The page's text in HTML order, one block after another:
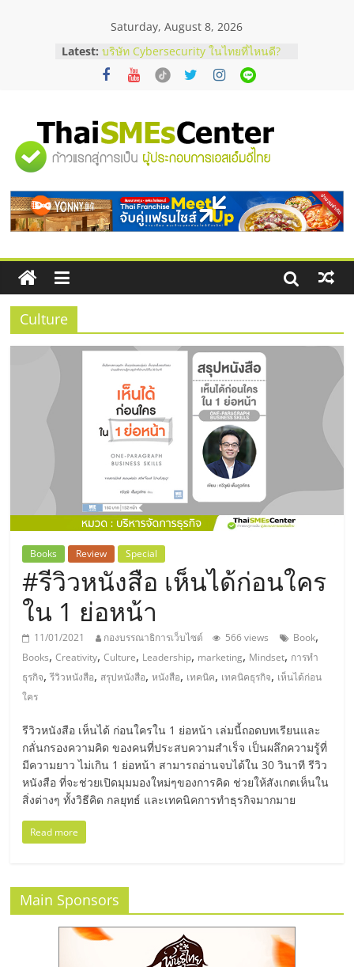
Saturday, August 8, 2026
Latest: บริษัท Cybersecurity ในไทยที่ไหนดี?
วิธีเลือกผู้ให้บริการให้คุ้มค่าและตอบ
โจทย์ธุรกิจ
สัมมนาออนไลน์ โอกาสบริหารสถานี
บริการน้ำมัน Shell
สัมมนาลงทุน แฟรนไชส์ยอนนี่
ไชส์ ครั้งที่ 8
ร้านเครื่องเสียงคุณภาพสูง พร้อม
โซลูชันระบบภาพและเสียง
"ศูนย์
รวม
ข้อมูล
ธุรกิจ
SME
แห่ง
ประเทศไทย,
ThaiSMEsCenter,
รวม
ธุรกิจ
เอ
ส
เอ็
มอี
ไทย,
SMEs,
แฟ
รน
ไชส์,
Culture
Books Review Special
#รีวิวหนังสือ เห็นได้ก่อนใคร
ใน 1 ย่อหน้า
11/01/2021 กองบรรณาธิการเว็บไซต์ 566 views Book,
Books,Creativity,Culture, Leadership, marketing, Mindset, การทํา
ธุรกิจ,รีวิวหนังสือ, สรุปหนังสือ,หนังสือ, เทคนิค, เทคนิคธุรกิจ, เห็นได้ก่อน
ใคร
รีวิวหนังสือ เห็นได้ ก่อนใครใน 1 ย่อหน้า เล่มนี้ถอดบทเรียนและ
กลั่นกรองความคิด ของคนที่ประสบความสําเร็จ เป็นผลึกความรู้ที่
มีความยาว ไม่เกิน 1 ย่อหน้า สามารถอ่านจบได้ใน 30 วินาที รีวิว
หนังสือ ที่จะช่วยเปิดมุมมองใหม่ๆของการคิด ช่วยให้สังเกตเห็นใน
สิ่งต่างๆ ทั้งวิธีคิด กลยุทธ์ และเทคนิคการทําธุรกิจมากมาย
Read more
Main Sponsors